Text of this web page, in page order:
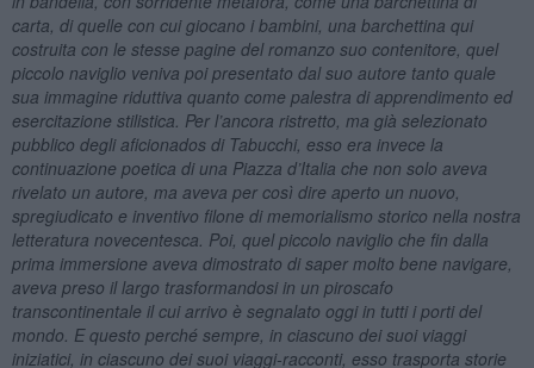
carta, di quelle con cui giocano i bambini, una barchettina qui
costruita con le stesse pagine del romanzo suo contenitore, quel
piccolo naviglio veniva poi presentato dal suo autore tanto quale
sua immagine riduttiva quanto come palestra di apprendimento ed
esercitazione stilistica. Per l’ancora ristretto, ma già selezionato
pubblico degli aficionados di Tabucchi, esso era invece la
continuazione poetica di una Piazza d’Italia che non solo aveva
rivelato un autore, ma aveva per così dire aperto un nuovo,
spregiudicato e inventivo filone di memorialismo storico nella nostra
letteratura novecentesca. Poi, quel piccolo naviglio che fin dalla
prima immersione aveva dimostrato di saper molto bene navigare,
aveva preso il largo trasformandosi in un piroscafo
transcontinentale il cui arrivo è segnalato oggi in tutti i porti del
mondo. E questo perché sempre, in ciascuno dei suoi viaggi
iniziatici, in ciascuno dei suoi viaggi-racconti, esso trasporta storie